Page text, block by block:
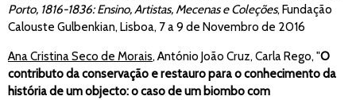
Porto, 1816-1836: Ensino, Artistas, Mecenas e Coleções, Fundação
Calouste Gulbenkian, Lisboa, 7 a 9 de Novembro de 2016
Ana Cristina Seco de Morais, António João Cruz, Carla Rego, "O
contributo da conservação e restauro para o conhecimento da
história de um objecto: o caso de um biombo com